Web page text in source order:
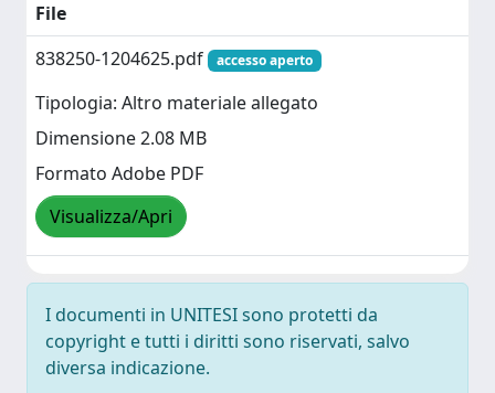
File
838250-1204625.pdf
accesso aperto
Tipologia: Altro materiale allegato
Dimensione 2.08 MB
Formato Adobe PDF
Visualizza/Apri
I documenti in UNITESI sono protetti da
copyright e tutti i diritti sono riservati, salvo
diversa indicazione.